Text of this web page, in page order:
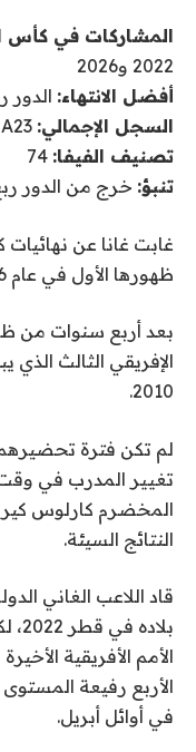
المشاركات في كأس
2022 و2026
أفضل الانتهاء: الدور
السجل الإجمالي:
تصنيف الفيفا:
تنبؤ: خرج من الدور
غابت غانا عن
ظهورها الأول في عام 2006.
بعد أربع سنوات من
الإفريقي الثالث الذي
2010.
لم تكن فترة
تغيير المدرب في
المخضرم كارلوس
النتائج السيئة.
قاد اللاعب الغاني
الأمم الأفريقية
الأربع رفيعة
في أوائل أبريل.